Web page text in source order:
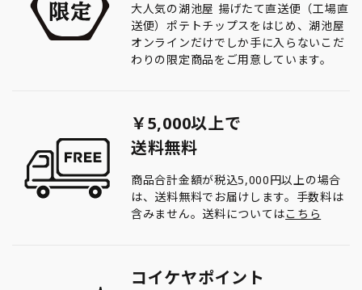
大人気の湖池屋 揚げたて直送便（工場直
送便）ポテトチップスをはじめ、湖池屋
オンラインだけでしか手に入らないこだ
わりの限定商品をご用意しています。
￥5,000以上で
送料無料
商品合計金額が税込5,000円以上の場合
は、送料無料でお届けします。手数料は
含みません。送料についてはこちら
コイケヤポイント